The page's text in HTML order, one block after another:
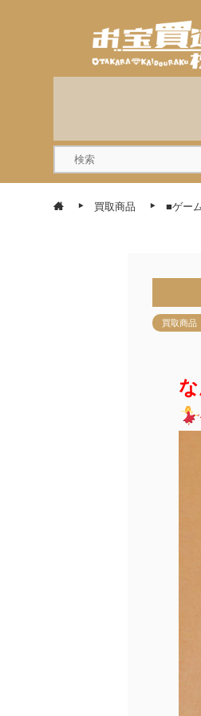
買取商品 ■ゲー
買取商品